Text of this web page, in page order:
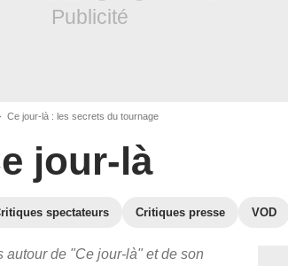
Ce jour-là : les secrets du tournage
jour-là
spectateurs Critiques presse VOD
de "Ce jour-là" et de son